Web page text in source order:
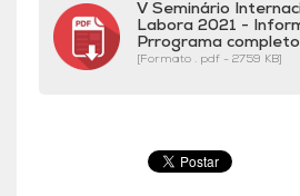
V Seminário
Labora 2021 -
Prrograma completo
[Formato . pdf - 2759 KB]